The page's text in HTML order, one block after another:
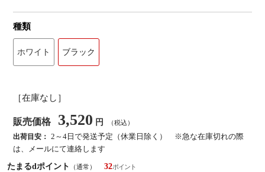
種類
ホワイト ブラック
［在庫なし］
販売価格 3,520 円 （税込）
出荷目安： 2～4日で発送予定（休業日除く） ※急な在庫切れの際
は、メールにて連絡します
たまるdポイント
（通常）
32